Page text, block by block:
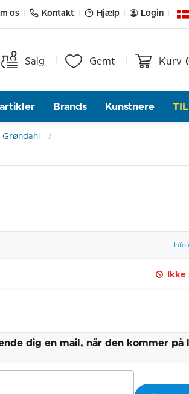
os Kontakt Hjælp Login
Salg Gemt Kurv
Brands Kunstnere
Grøndahl
Info
dig en mail, når den kommer på